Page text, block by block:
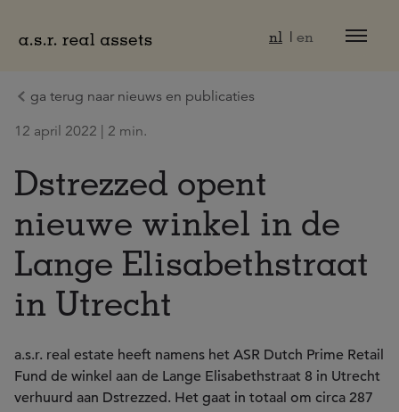
nl en
ga terug naar nieuws en publicaties
12 april 2022 | 2 min.
Dstrezzed opent
nieuwe winkel in de
Lange Elisabethstraat
in Utrecht
a.s.r. real estate heeft namens het ASR Dutch Prime Retail
Fund de winkel aan de Lange Elisabethstraat 8 in Utrecht
verhuurd aan Dstrezzed. Het gaat in totaal om circa 287